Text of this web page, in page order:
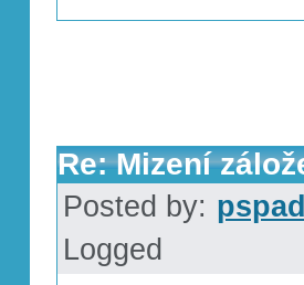
Re: Mizení
Posted by:
Logged